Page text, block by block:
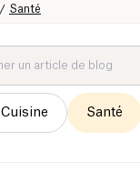
Santé
Cuisine Santé